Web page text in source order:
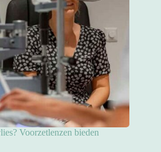
Voorzetlenzen bieden